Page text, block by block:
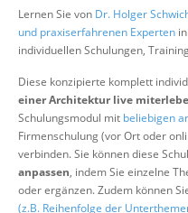
Wissen
Über uns
Suche
Lernen Sie von Dr. Holger
und praxiserfahrenen Experten
individuellen Schulungen,
Diese konzipierte komplett
einer Architektur live
Schulungsmodul mit beliebigen
Firmenschulung (vor Ort oder
verbinden. Sie können diese
anpassen, indem Sie einzelne
oder ergänzen. Zudem können
(z.B. Reihenfolge der